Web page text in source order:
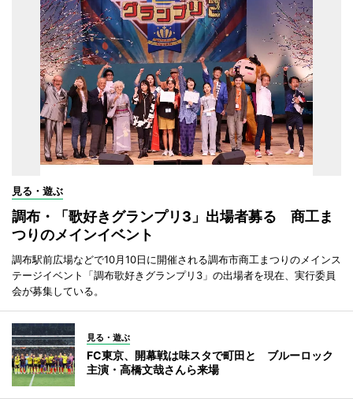
見る・遊ぶ
調布・「歌好きグランプリ3」出場者募る 商工ま
つりのメインイベント
調布駅前広場などで10月10日に開催される調布市商工まつりのメインス
テージイベント「調布歌好きグランプリ3」の出場者を現在、実行委員
会が募集している。
見る・遊ぶ
FC東京、開幕戦は味スタで町田と ブルーロック
主演・高橋文哉さんら来場